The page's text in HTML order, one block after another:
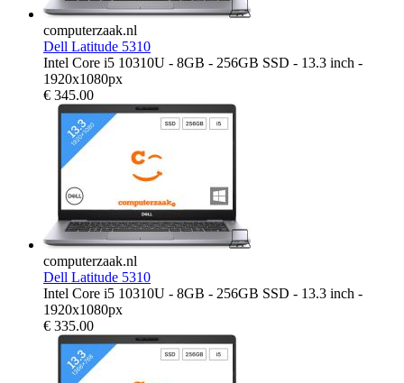
computerzaak.nl
Dell Latitude 5310
Intel Core i5 10310U - 8GB - 256GB SSD - 13.3 inch -
1920x1080px
€ 345.00
computerzaak.nl
Dell Latitude 5310
Intel Core i5 10310U - 8GB - 256GB SSD - 13.3 inch -
1920x1080px
€ 335.00